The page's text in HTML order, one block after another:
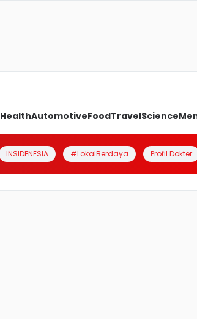
HealthAutomotiveFoodTravelScience
INSIDENESIA #LokalBerdaya Profil Dokter